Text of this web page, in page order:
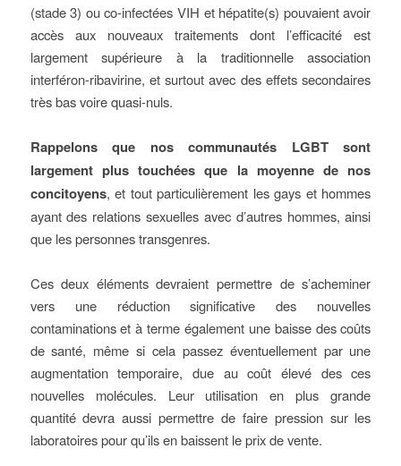
(stade 3) ou co-infectées VIH et hépatite(s) pouvaient avoir
accès aux nouveaux traitements dont l’efficacité est
largement supérieure à la traditionnelle association
interféron-ribavirine, et surtout avec des effets secondaires
très bas voire quasi-nuls.
Rappelons que nos communautés LGBT sont
largement plus touchées que la moyenne de nos
concitoyens, et tout particulièrement les gays et hommes
ayant des relations sexuelles avec d’autres hommes, ainsi
que les personnes transgenres.
Ces deux éléments devraient permettre de s’acheminer
vers une réduction significative des nouvelles
contaminations et à terme également une baisse des coûts
de santé, même si cela passez éventuellement par une
augmentation temporaire, due au coût élevé des ces
nouvelles molécules. Leur utilisation en plus grande
quantité devra aussi permettre de faire pression sur les
laboratoires pour qu’ils en baissent le prix de vente.